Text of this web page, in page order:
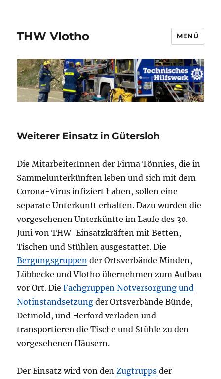
THW Vlotho MENÜ
Weiterer Einsatz in Gütersloh
Die MitarbeiterInnen der Firma Tönnies, die in
Sammelunterkünften leben und sich mit dem
Corona-Virus infiziert haben, sollen eine
separate Unterkunft erhalten. Dazu wurden die
vorgesehenen Unterkünfte im Laufe des 30.
Juni von THW-Einsatzkräften mit Betten,
Tischen und Stühlen ausgestattet. Die
Bergungsgruppen der Ortsverbände Minden,
Lübbecke und Vlotho übernehmen zum Aufbau
vor Ort. DieFachgruppen Notversorgung und
Notinstandsetzung der Ortsverbände Bünde,
Detmold, und Herford verladen und
transportieren die Tische und Stühle zu den
vorgesehenen Häusern.
Der Einsatz wird von denZugtrupps der